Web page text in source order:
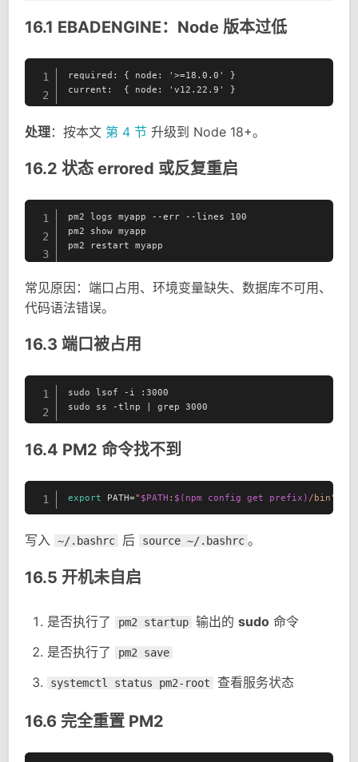
16.1 EBADENGINE：Node 版本过低
1
2
required: { node: '>=18.0.0' }
current:  { node: 'v12.22.9' }
处理：按本文 第 4 节 升级到 Node 18+。
16.2 状态 errored 或反复重启
1
2
3
pm2 logs myapp --err --lines 100
pm2 show myapp
pm2 restart myapp
常见原因：端口占用、环境变量缺失、数据库不可用、
代码语法错误。
16.3 端口被占用
1
2
sudo lsof -i :3000
sudo ss -tlnp | grep 3000
16.4 PM2 命令找不到
1 export PATH=" $PATH : $(npm config get prefix) /bin"
写入 ~/.bashrc 后 source ~/.bashrc 。
16.5 开机未自启
是否执行了 pm2 startup 输出的 sudo 命令
是否执行了
pm2 save
systemctl status pm2-root 查看服务状态
16.6 完全重置 PM2